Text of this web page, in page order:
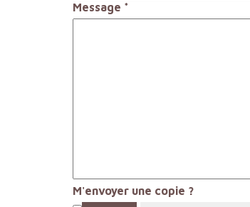
Message *
M'envoyer une copie ?